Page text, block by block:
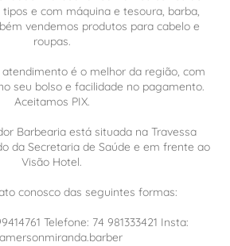
e com máquina e tesoura, barba,
vendemos produtos para cabelo e
roupas.
é o melhor da região, com
seu bolso e facilidade no pagamento.
Aceitamos PIX.
Barbearia está situada na Travessa
da Secretaria de Saúde e em frente ao
Visão Hotel.
conosco das seguintes formas:
Telefone: 74 981333421 Insta: